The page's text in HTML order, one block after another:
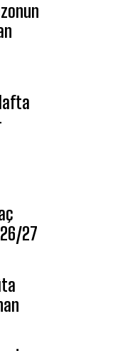
27